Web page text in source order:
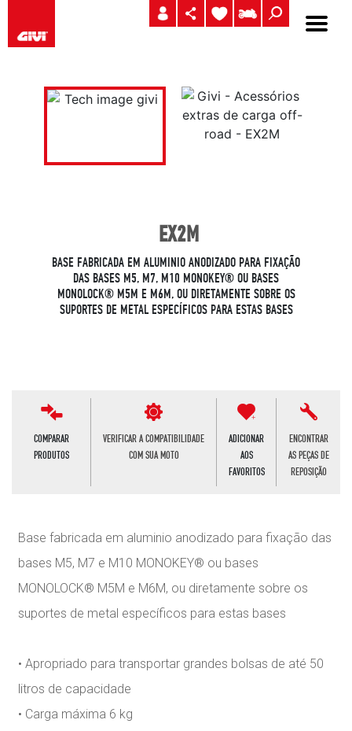
EX2M
BASE FABRICADA EM ALUMINIO ANODIZADO PARA FIXAÇÃO
DAS BASES M5, M7, M10 MONOKEY® OU BASES
MONOLOCK® M5M E M6M, OU DIRETAMENTE SOBRE OS
SUPORTES DE METAL ESPECÍFICOS PARA ESTAS BASES
COMPARAR
PRODUTOS
VERIFICAR A COMPATIBILIDADE
COM SUA MOTO
ADICIONAR
AOS
FAVORITOS
ENCONTRAR
AS PEÇAS DE
REPOSIÇÃO
Base fabricada em aluminio anodizado para fixação das
bases M5, M7 e M10 MONOKEY® ou bases
MONOLOCK® M5M e M6M, ou diretamente sobre os
suportes de metal específicos para estas bases
• Apropriado para transportar grandes bolsas de até 50
litros de capacidade
• Carga máxima 6 kg